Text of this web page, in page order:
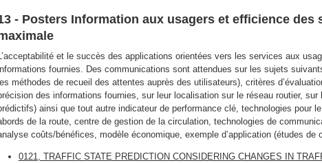
- Posters Information aux usagers et efficience
L’acceptabilité et le succès des applications orientées vers les services aux
fournies. Des communications sont attendues sur les sujets
les méthodes de recueil des attentes auprès des utilisateurs), critères
des informations fournies, sur leur localisation sur le réseau routier,
ainsi que tout autre indicateur de performance clé, technologies pour
de la route, centre de gestion de la circulation, technologies de
coûts/bénéfices, modèle économique, exemple d’application (études de
0121, TRAFFIC STATE PREDICTION CONSIDERING CHANGES IN